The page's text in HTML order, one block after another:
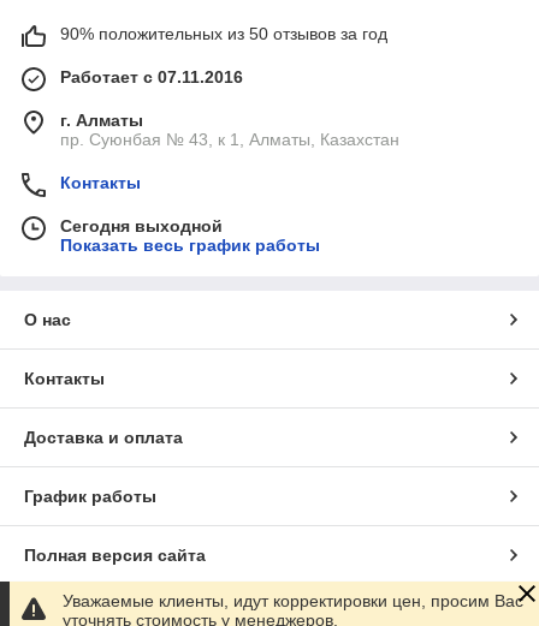
90% положительных из 50 отзывов за год
Работает с 07.11.2016
г. Алматы
пр. Суюнбая № 43, к 1, Алматы, Казахстан
Контакты
Сегодня выходной
Показать весь график работы
О нас
Контакты
Доставка и оплата
График работы
Полная версия сайта
Сайт создан на маркетплейсеSatu.kz
Уважаемые клиенты, идут корректировки цен, просим Вас
уточнять стоимость у менеджеров.